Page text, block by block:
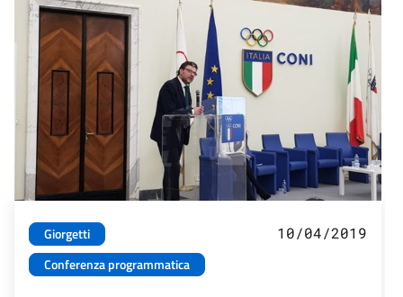
Giorgetti
Conferenza programmatica
10/04/2019